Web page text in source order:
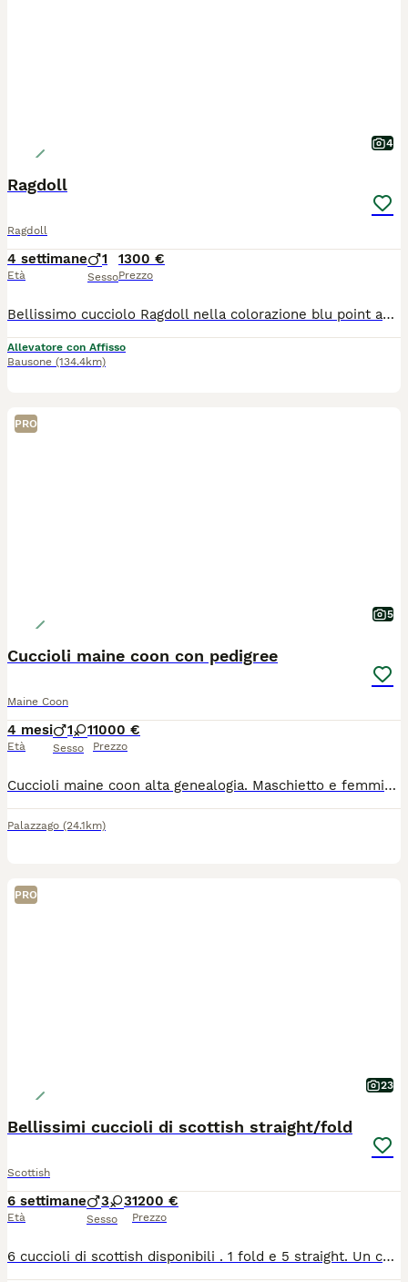
4
Ragdoll
Ragdoll
4 settimane
Età
1
Sesso
1300 €
Prezzo
Bellissimo cucciolo Ragdoll nella colorazione blu point and White bicolor disponibile con vaccinazioni complete microchip e pedigree ministeriale Afef dal 18 ottobre. Puoi contattarmi telefonicamente anche per un appuntamento conoscitivo via WhatsApp. È garantita massima professionalità e serietà ventennale nella selezione della razza ragdoll.
Allevatore con Affisso
Bausone (134.4km)
PRO
5
Cuccioli maine coon con pedigree
Maine Coon
4 mesi
Età
1 1
Sesso
1000 €
Prezzo
Cuccioli maine coon alta genealogia. Maschietto e femminuccia nati in data 01 aprile. Allevamento amatoriale in provincia di Bergamo. I piccoli possono già lasciare mamma gatta. Verranno ceduti sverminati, con doppia vaccinazione, microchip e pedigree ANFI. Contratto da compagnia. Genitori visibili e testati, FIV/FELV NN, HCM NN ed ecocardio nella norma. I piccoli sono abituati all'uso della lettiera e del tiragraffi. Nati e cresciuti in casa, molto socievoli e vivace. Visibili con i genitori.
Palazzago (24.1km)
PRO
23
Bellissimi cuccioli di scottish straight/fold
Scottish
6 settimane
Età
3 3
Sesso
1200 €
Prezzo
6 cuccioli di scottish disponibili . 1 fold e 5 straight. Un cucciolo ha un bellissimo manto Black golden tabby, uno silver shaded e 4 black silver ticked. Abituati all'uso della lettiera e al tiragraffi. Lo scottish si differenzia per la sua docilità, calma e fedeltà per la sua famiglia adatto a tutti i contesti familiari dall'appartamento a case e spazi più ampi. I genitori entrambi con pedigree AGI certificati con visite fiv/felv e pkd1 tutti negativi.Cresciuti in un contesto familiare con affisso riconosciuto dal WCF e dall AGI. Abituati a essere maneggiati fin dai primi giorni di vita e al contatto umano . Abituati alla presenza di altri gatti e cani. Saranno ceduti con 3 sverminazioni, libretto sanitario , certificato di buona salute , con vacccinazioni e microchip, con PEDIGREE AGI. Disponibilità a visionare i cuccioli e i genitori entrambi di nostra proprietà .